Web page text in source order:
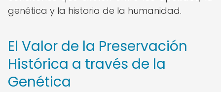
genética y la historia de la humanidad.
El Valor de la Preservación
Histórica a través de la
Genética